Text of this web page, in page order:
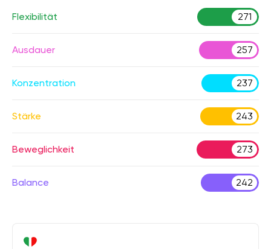
Flexibilität 271
Ausdauer 257
Konzentration 237
Stärke 243
Beweglichkeit 273
Balance 242